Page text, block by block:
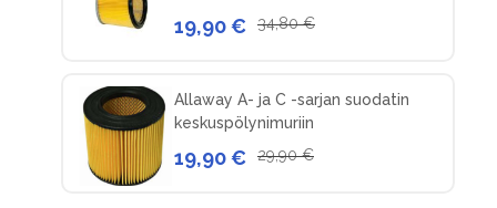
19,90 € 34,80 €
Allaway A- ja C -sarjan suodatin
keskuspölynimuriin
19,90 € 29,90 €